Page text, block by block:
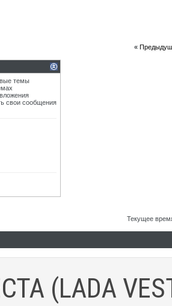
«
темы
свои сообщения
Текущее
(LADA